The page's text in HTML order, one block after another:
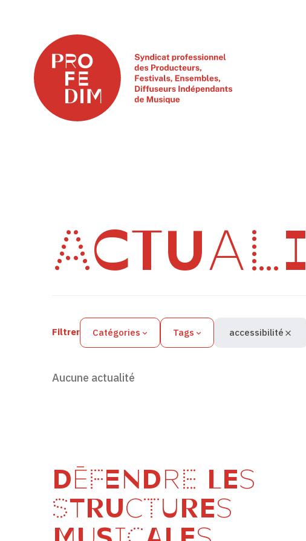
Filtres des actualités
Filtrer Catégories Tags accessibilité
Aucune actualité
DÉFENDRE LES
STRUCTURES